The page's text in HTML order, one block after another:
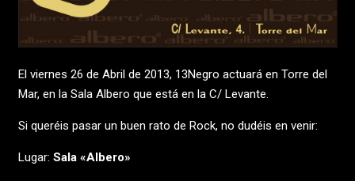
El viernes 26 de Abril de 2013, 13Negro actuará en Torre del
Mar, en la Sala Albero que está en la C/ Levante.
Si queréis pasar un buen rato de Rock, no dudéis en venir:
Lugar: Sala «Albero»